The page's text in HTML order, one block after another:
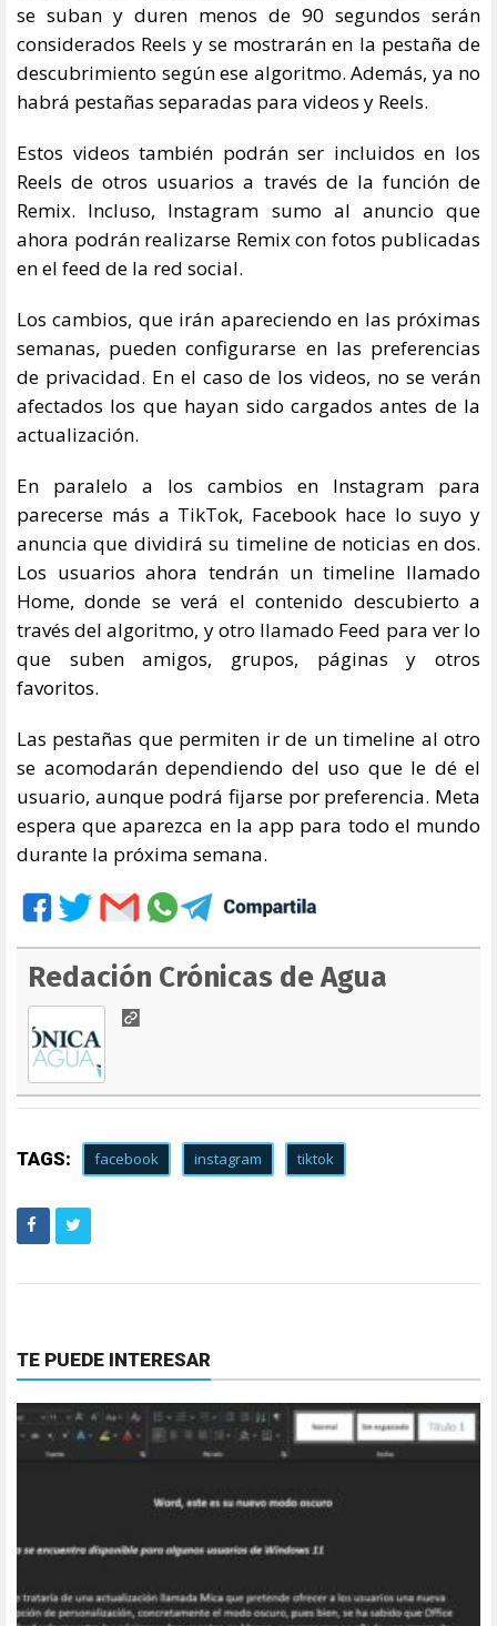
se suban y duren menos de 90 segundos serán
considerados Reels y se mostrarán en la pestaña de
descubrimiento según ese algoritmo. Además, ya no
habrá pestañas separadas para videos y Reels.
Estos videos también podrán ser incluidos en los
Reels de otros usuarios a través de la función de
Remix. Incluso, Instagram sumo al anuncio que
ahora podrán realizarse Remix con fotos publicadas
en el feed de la red social.
Los cambios, que irán apareciendo en las próximas
semanas, pueden configurarse en las preferencias
de privacidad. En el caso de los videos, no se verán
afectados los que hayan sido cargados antes de la
actualización.
En paralelo a los cambios en Instagram para
parecerse más a TikTok, Facebook hace lo suyo y
anuncia que dividirá su timeline de noticias en dos.
Los usuarios ahora tendrán un timeline llamado
Home, donde se verá el contenido descubierto a
través del algoritmo, y otro llamado Feed para ver lo
que suben amigos, grupos, páginas y otros
favoritos.
Las pestañas que permiten ir de un timeline al otro
se acomodarán dependiendo del uso que le dé el
usuario, aunque podrá fijarse por preferencia. Meta
espera que aparezca en la app para todo el mundo
durante la próxima semana.
Redación Crónicas de Agua
TAGS: facebook instagram tiktok
TE PUEDE INTERESAR